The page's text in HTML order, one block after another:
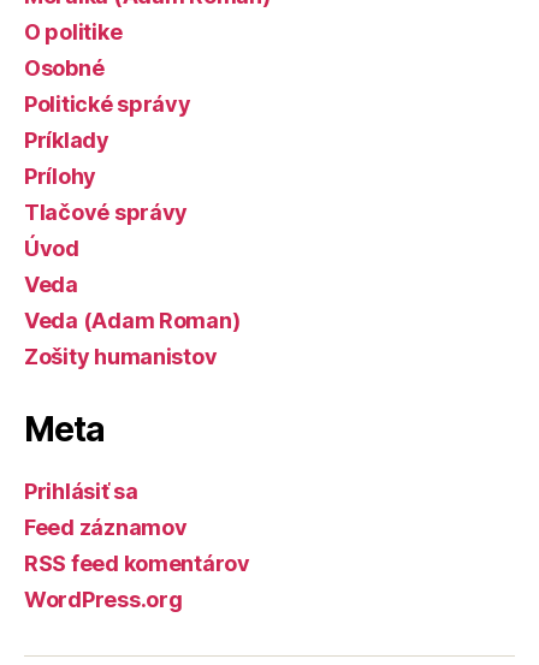
O politike
Osobné
Politické správy
Príklady
Prílohy
Tlačové správy
Úvod
Veda
Veda (Adam Roman)
Zošity humanistov
Meta
Prihlásiť sa
Feed záznamov
RSS feed komentárov
WordPress.org